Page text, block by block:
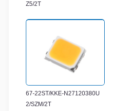
Z5/2T
67-22ST/KKE-N27120380U
2/SZM/2T